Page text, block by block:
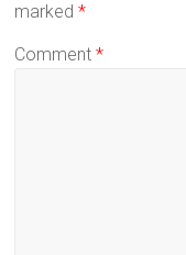
marked*
Comment*